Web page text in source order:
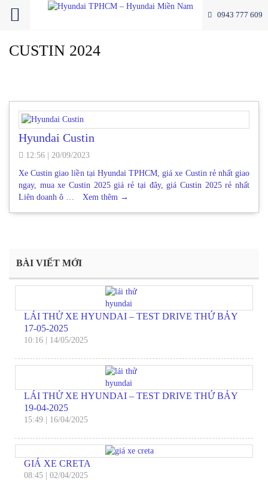
0943 777 609
CUSTIN 2024
Hyundai Custin
12:56
20/09/2023
Xe Custin giao liền tại Hyundai TPHCM, giá xe Custin rẻ nhất giao
ngay, mua xe Custin 2025 giá rẻ tại đây, giá Custin 2025 rẻ nhất
Liên doanh ô …
Xem thêm →
BÀI VIẾT MỚI
LÁI THỬ XE HYUNDAI – TEST DRIVE THỨ BẢY
17-05-2025
10:16 14/05/2025
LÁI THỬ XE HYUNDAI – TEST DRIVE THỨ BẢY
19-04-2025
15:49 16/04/2025
GIÁ XE CRETA
08:45 02/04/2025